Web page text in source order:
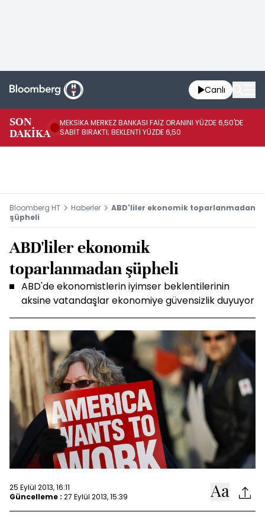
Canlı
SON
DAKİKA
MEKSİKA MERKEZ BANKASI FAİZ ORANINI YÜZDE 6,50'DE
SABİT BIRAKTI; BEKLENTİ YÜZDE 6,50
Bloomberg HT Haberler
ABD'liler ekonomik toparlanmadan
şüpheli
ABD'liler ekonomik
toparlanmadan şüpheli
ABD'de ekonomistlerin iyimser beklentilerinin
aksine vatandaşlar ekonomiye güvensizlik duyuyor
25 Eylül 2013, 16:11
Güncelleme : 27 Eylül 2013, 15:39